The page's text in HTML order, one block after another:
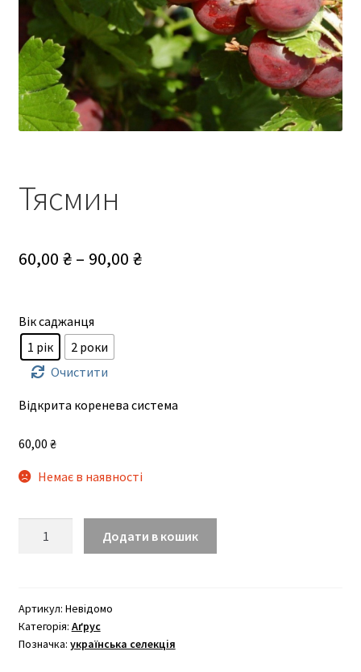
Тясмин
60,00 ₴ – 90,00 ₴Діапазон
90,00 ₴
Вік саджанця
1 рік
2 роки
Очистити
Відкрита коренева система
60,00 ₴
Немає в наявності
Додати в кошик
Артикул: Невідомо
Категорія: Аґрус
Позначка: українська селекція